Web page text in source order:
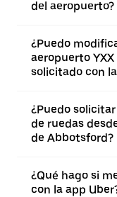
del aeropuerto?
¿Puedo
aeropuerto
solicitado con
¿Puedo
de ruedas
de Abbotsford?
¿Qué hago si
con la app